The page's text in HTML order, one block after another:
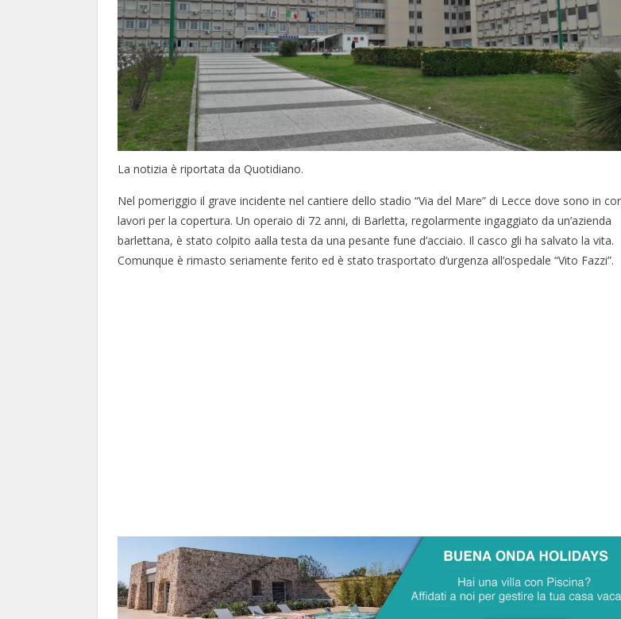
La notizia è riportata da Quotidiano.
Nel pomeriggio il grave incidente nel cantiere dello stadio “Via del Mare” di Lecce dove sono in
lavori per la copertura. Un operaio di 72 anni, di Barletta, regolarmente ingaggiato da un’azienda
barlettana, è stato colpito aalla testa da una pesante fune d’acciaio. Il casco gli ha salvato la vita.
Comunque è rimasto seriamente ferito ed è stato trasportato d’urgenza all’ospedale “Vito Fazzi”.